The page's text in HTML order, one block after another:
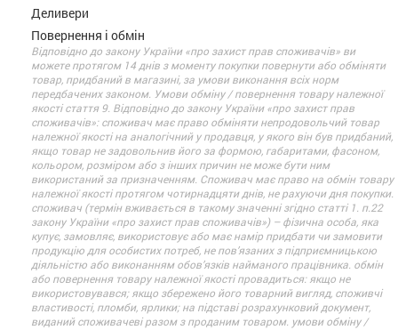
Деливери
Повернення і обмін
Відповідно до закону України «про захист прав споживачів» ви
можете протягом 14 днів з моменту покупки повернути або обміняти
товар, придбаний в магазині, за умови виконання всіх норм
передбачених законом. Умови обміну / повернення товару належної
якості стаття 9. Відповідно до закону України «про захист прав
споживачів»: споживач має право обміняти непродовольчий товар
належної якості на аналогічний у продавця, у якого він був придбаний,
якщо товар не задовольнив його за формою, габаритами, фасоном,
кольором, розміром або з інших причин не може бути ним
використаний за призначенням. Споживач має право на обмін товару
належної якості протягом чотирнадцяти днів, не рахуючи дня покупки.
споживач (термін вживається в такому значенні згідно статті 1. п.22
закону України «про захист прав споживачів») – фізична особа, яка
купує, замовляє, використовує або має намір придбати чи замовити
продукцію для особистих потреб, не пов’язаних з підприємницькою
діяльністю або виконанням обов’язків найманого працівника. обмін
або повернення товару належної якості провадиться: якщо не
використовувався; якщо збережено його товарний вигляд, споживчі
властивості, пломби, ярлики; на підставі розрахунковий документ,
виданий споживачеві разом з проданим товаром. умови обміну /